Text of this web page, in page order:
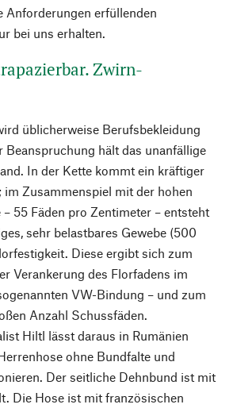
Anforderungen erfüllenden
bei uns erhalten.
Zwirn-
üblicherweise Berufsbekleidung
Beanspruchung hält das unanfällige
In der Kette kommt ein kräftiger
Zusammenspiel mit der hohen
55 Fäden pro Zentimeter – entsteht
sehr belastbares Gewebe (500
Diese ergibt sich zum
Verankerung des Florfadens im
VW-Bindung – und zum
Anzahl Schussfäden.
Hiltl lässt daraus in Rumänien
ohne Bundfalte und
Der seitliche Dehnbund ist mit
Die Hose ist mit französischen